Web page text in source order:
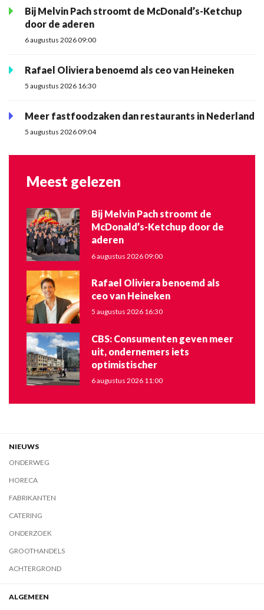
Bij Melvin Pach stroomt de McDonald’s-Ketchup
door de aderen
6 augustus 2026 09:00
Rafael Oliviera benoemd als ceo van Heineken
5 augustus 2026 16:30
Meer fastfoodzaken dan restaurants in Nederland
5 augustus 2026 09:04
Meest gelezen
Bij Melvin Pach stroomt de
McDonald’s-Ketchup door de
aderen
6 augustus 2026 09:00
Rafael Oliviera benoemd als
ceo van Heineken
5 augustus 2026 16:30
CBS: Consumenten geven meer
uit, ondernemers iets
optimistischer
6 augustus 2026 11:00
NIEUWS
ONDERWEG
HORECA
FABRIKANTEN
CATERING
ONDERZOEK
GROOTHANDELS
ACHTERGROND
ALGEMEEN